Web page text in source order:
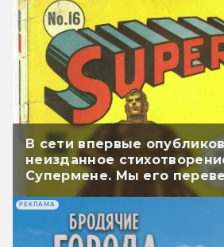
В сети впервые
неизданное
Супермене. Мы его
РЕКЛАМА